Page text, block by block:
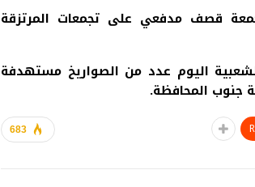
قصف مدفعي على تجمعات المرتزقة
اليوم عدد من الصواريخ مستهدفة
جنوب المحافظة.
683